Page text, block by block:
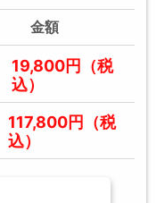
金額
19,800円（税
込）
117,800円（税
込）